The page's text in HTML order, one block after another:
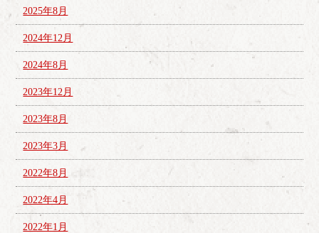
2025年8月
2024年12月
2024年8月
2023年12月
2023年8月
2023年3月
2022年8月
2022年4月
2022年1月